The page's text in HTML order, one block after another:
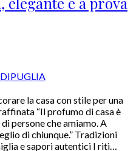
la casa con stile per una
“Il profumo di casa è
persone che amiamo. A
di chiunque.” Tradizioni
e sapori autentici I riti…